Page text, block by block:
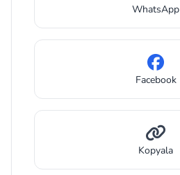
WhatsApp
Facebook
Kopyala